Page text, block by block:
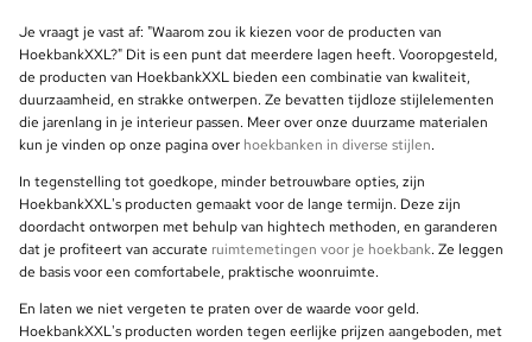
Je vraagt je vast af: "Waarom zou ik kiezen voor de producten van
HoekbankXXL?" Dit is een punt dat meerdere lagen heeft. Vooropgesteld,
de producten van HoekbankXXL bieden een combinatie van kwaliteit,
duurzaamheid, en strakke ontwerpen. Ze bevatten tijdloze stijlelementen
die jarenlang in je interieur passen. Meer over onze duurzame materialen
kun je vinden op onze pagina over hoekbanken in diverse stijlen.
In tegenstelling tot goedkope, minder betrouwbare opties, zijn
HoekbankXXL's producten gemaakt voor de lange termijn. Deze zijn
doordacht ontworpen met behulp van hightech methoden, en garanderen
dat je profiteert van accurate ruimtemetingen voor je hoekbank. Ze leggen
de basis voor een comfortabele, praktische woonruimte.
En laten we niet vergeten te praten over de waarde voor geld.
HoekbankXXL's producten worden tegen eerlijke prijzen aangeboden, met